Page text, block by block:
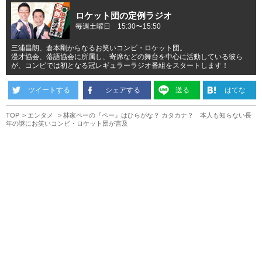
ロケット団の定例ラジオ
毎週土曜日 15:30〜15:50
三浦昌朗、倉本剛からなるお笑いコンビ・ロケット団。
漫才協会、落語協会に所属し、寄席などの舞台を中心に活動している彼ら
が、コンビでは初となる冠レギュラーラジオ番組をスタートします！
ツイートする シェアする 送る はてな
TOP エンタメ
林家ペーの『ペー』はひらがな？ カタカナ？ 本人も知らない長
年の謎にお笑いコンビ・ロケット団が言及